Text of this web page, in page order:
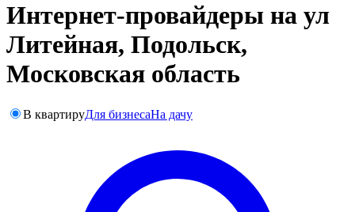
Интернет-провайдеры на ул
Литейная, Подольск,
Московская область
В квартируДля бизнесаНа дачу